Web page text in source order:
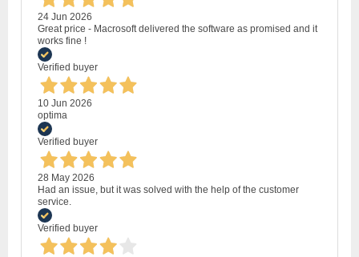
24 Jun 2026
Great price - Macrosoft delivered the software as promised and it
works fine !
Verified buyer
10 Jun 2026
optima
Verified buyer
28 May 2026
Had an issue, but it was solved with the help of the customer
service.
Verified buyer